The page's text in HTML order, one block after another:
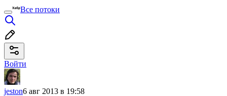
Все потоки
Войти
jeston6 авг 2013 в 19:58